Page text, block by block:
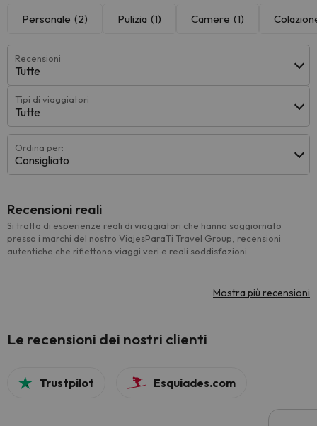
Personale (2) Pulizia (1) Camere (1)
Recensioni
Tutte
Tipi di viaggiatori
Tutte
Ordina per:
Consigliato
Recensioni reali
Si tratta di esperienze reali di viaggiatori che hanno soggiornato
presso i marchi del nostro ViajesParaTi Travel Group, recensioni
autentiche che riflettono viaggi veri e reali soddisfazioni.
Mostra più recensioni
Le recensioni dei nostri clienti
Trustpilot Esquiades.com